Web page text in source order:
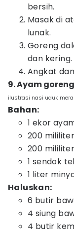
bersih.
Masak di
lunak.
Goreng
dan kering.
Angkat
9. Ayam
ilustrasi nasi uduk
Bahan:
1 ekor
200
200
1 sendok
1 liter
Haluskan:
6 butir
4 siung
4 butir